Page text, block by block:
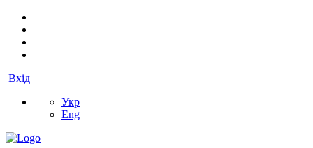
Вхід
Укр
Eng